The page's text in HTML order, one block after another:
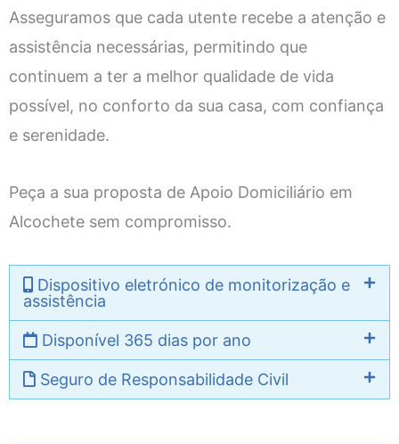
Asseguramos que cada utente recebe a atenção e
assistência necessárias, permitindo que
continuem a ter a melhor qualidade de vida
possível, no conforto da sua casa, com confiança
e serenidade.
Peça a sua proposta de Apoio Domiciliário em
Alcochete sem compromisso.
Dispositivo eletrónico de monitorização e
assistência
Disponível 365 dias por ano
Seguro de Responsabilidade Civil